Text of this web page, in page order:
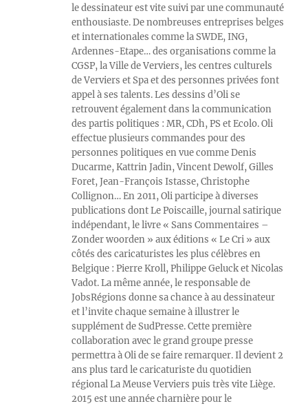
le dessinateur est vite suivi par une communauté
enthousiaste. De nombreuses entreprises belges
et internationales comme la SWDE, ING,
Ardennes-Etape… des organisations comme la
CGSP, la Ville de Verviers, les centres culturels
de Verviers et Spa et des personnes privées font
appel à ses talents. Les dessins d’Oli se
retrouvent également dans la communication
des partis politiques : MR, CDh, PS et Ecolo. Oli
effectue plusieurs commandes pour des
personnes politiques en vue comme Denis
Ducarme, Kattrin Jadin, Vincent Dewolf, Gilles
Foret, Jean-François Istasse, Christophe
Collignon… En 2011, Oli participe à diverses
publications dont Le Poiscaille, journal satirique
indépendant, le livre « Sans Commentaires –
Zonder woorden » aux éditions « Le Cri » aux
côtés des caricaturistes les plus célèbres en
Belgique : Pierre Kroll, Philippe Geluck et Nicolas
Vadot. La même année, le responsable de
JobsRégions donne sa chance à au dessinateur
et l’invite chaque semaine à illustrer le
supplément de SudPresse. Cette première
collaboration avec le grand groupe presse
permettra à Oli de se faire remarquer. Il devient 2
ans plus tard le caricaturiste du quotidien
régional La Meuse Verviers puis très vite Liège.
2015 est une année charnière pour le